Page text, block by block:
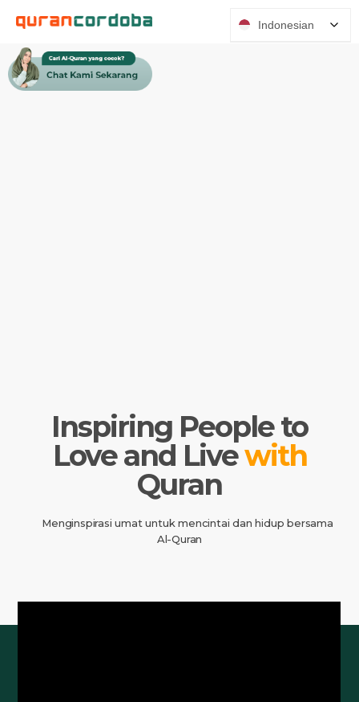
Inspiring People to
Love and Livewith
Quran
Menginspirasi umat untuk mencintai dan hidup bersama
Al-Quran
Indonesian